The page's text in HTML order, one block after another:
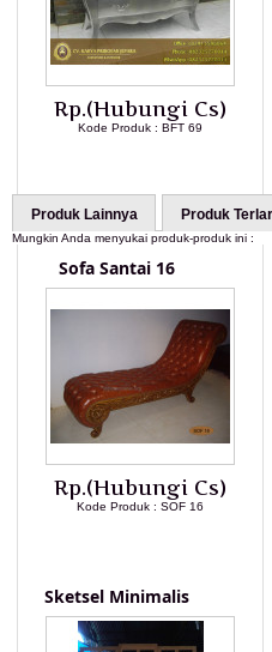
Rp.(Hubungi Cs)
Kode Produk : BFT 69
Produk Lainnya Produk
Mungkin Anda menyukai produk-produk ini :
Sofa Santai 16
Rp.(Hubungi Cs)
Kode Produk : SOF 16
Sketsel Minimalis